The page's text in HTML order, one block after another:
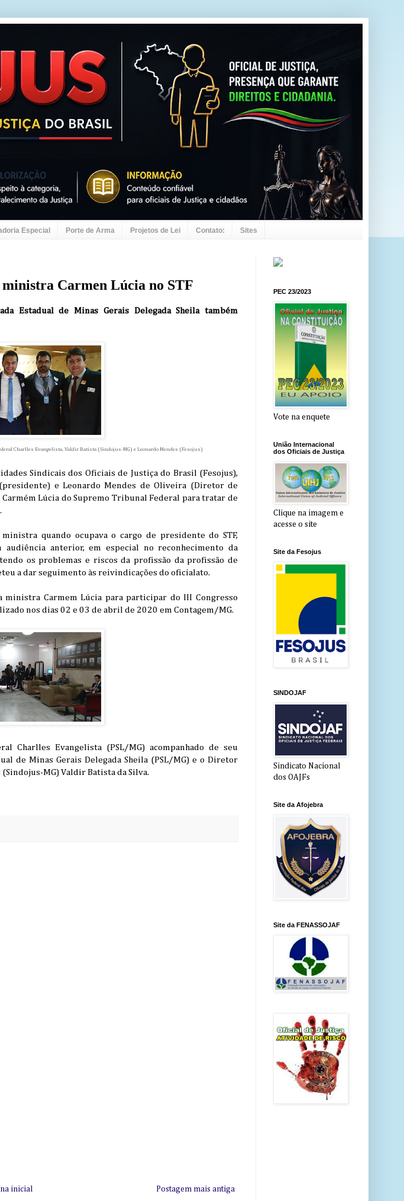
Especial Porte de Arma Projetos de Lei Contato: Sites
Carmen Lúcia no STF
Estadual de Minas Gerais Delegada Sheila também
Charlles Evangelista, Valdir Batista (Sindojus-MG) e Leonardo Mendes (Fesojus)
Sindicais dos Oficiais de Justiça do Brasil (Fesojus),
e Leonardo Mendes de Oliveira (Diretor de
Lúcia do Supremo Tribunal Federal para tratar de
quando ocupava o cargo de presidente do STF,
anterior, em especial no reconhecimento da
os problemas e riscos da profissão da profissão de
a dar seguimento às reivindicações do oficialato.
Carmem Lúcia para participar do III Congresso
nos dias 02 e 03 de abril de 2020 em Contagem/MG.
Charlles Evangelista (PSL/MG) acompanhado de seu
de Minas Gerais Delegada Sheila (PSL/MG) e o Diretor
MG) Valdir Batista da Silva.
Postagem mais antiga
inicial
PEC 23/2023
Vote na enquete
União Internacional
dos Oficiais de Justiça
Clique na imagem e
acesse o site
Site da Fesojus
SINDOJAF
Sindicato Nacional
dos OAJFs
Site da Afojebra
Site da FENASSOJAF